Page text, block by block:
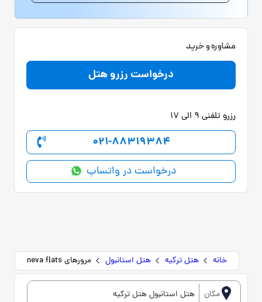
خانه هتل ترکیه هتل استانبول مرورهای neva flats
مکان هتل استانبول هتل ترکیه
مشاوره و خرید
درخواست رزرو هتل
رزرو تلفنی 9 الی 17
021-88319384
درخواست در واتساپ